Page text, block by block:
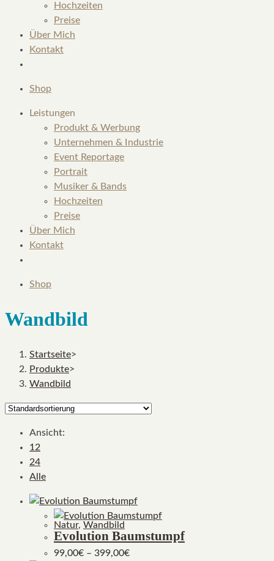
Hochzeiten
Preise
Über Mich
Kontakt
Shop
Leistungen
Produkt & Werbung
Unternehmen & Industrie
Event Reportage
Portrait
Musiker & Bands
Hochzeiten
Preise
Über Mich
Kontakt
Shop
Wandbild
Startseite>
Produkte>
Wandbild
Ansicht:
12
24
Alle
Natur, Wandbild
Evolution Baumstumpf
99,00€ – 399,00€